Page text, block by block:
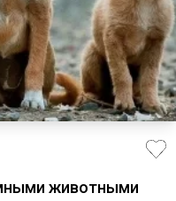
животными